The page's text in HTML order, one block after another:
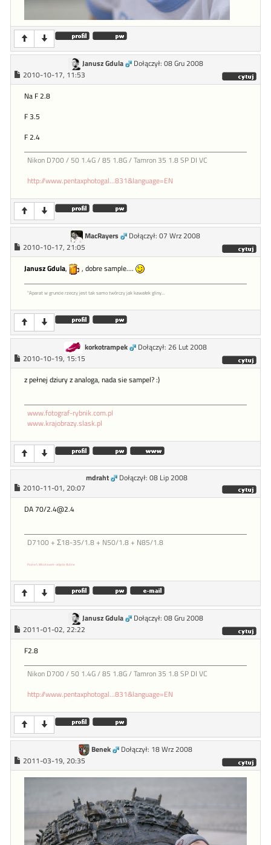
Janusz Gdula
Dołączył: 08 Gru 2008
2010-10-17, 11:53
Na F 2.8
F 3.5
F 2.4
Nikon D700 / 50 1.4G / 85 1.8G / Tamron 35 1.8 SP DI VC
http://www.pentaxphotogal...831&language=EN
MacRayers
Dołączył: 07 Wrz 2008
2010-10-17, 21:05
Janusz Gdula, , dobre sample....
"Aparat w gruncie rzeczy jest tak samo twórczy jak kawałek gliny...
korkotrampek
Dołączył: 26 Lut 2008
2010-10-19, 15:15
z pełnej dziury z analoga, nada sie sampel? :)
www.fotograf-rybnik.com.pl
www.krajobrazy.slask.pl
mdraht
Dołączył: 08 Lip 2008
2010-11-01, 20:07
DA 70/2.4@2.4
D7100 + Σ18-35/1.8 + N50/1.8 + N85/1.8
Poznań, Włocławek - zdjęcia ślubne
Janusz Gdula
Dołączył: 08 Gru 2008
2011-01-02, 22:22
F2.8
Nikon D700 / 50 1.4G / 85 1.8G / Tamron 35 1.8 SP DI VC
http://www.pentaxphotogal...831&language=EN
Benek
Dołączył: 18 Wrz 2008
2011-03-19, 20:35